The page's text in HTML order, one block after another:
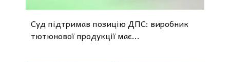
Суд підтримав позицію ДПС: виробник
тютюнової продукції має...